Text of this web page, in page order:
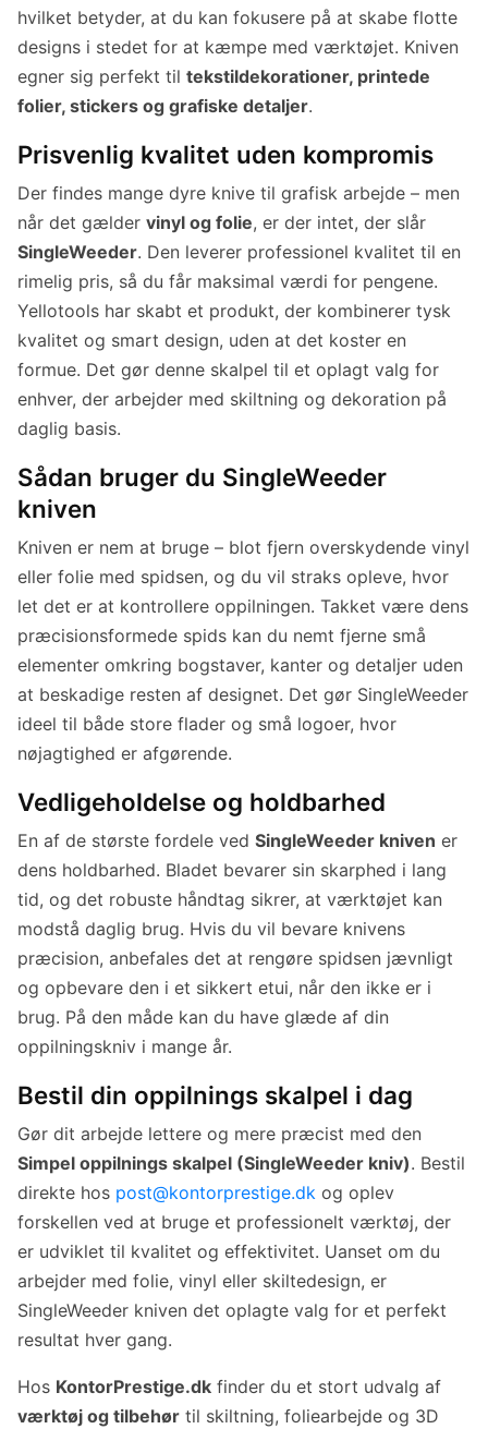
hvilket betyder, at du kan fokusere på at skabe flotte
designs i stedet for at kæmpe med værktøjet. Kniven
egner sig perfekt til tekstildekorationer, printede
folier, stickers og grafiske detaljer.
Prisvenlig kvalitet uden kompromis
Der findes mange dyre knive til grafisk arbejde – men
når det gælder vinyl og folie, er der intet, der slår
SingleWeeder. Den leverer professionel kvalitet til en
rimelig pris, så du får maksimal værdi for pengene.
Yellotools har skabt et produkt, der kombinerer tysk
kvalitet og smart design, uden at det koster en
formue. Det gør denne skalpel til et oplagt valg for
enhver, der arbejder med skiltning og dekoration på
daglig basis.
Sådan bruger du SingleWeeder
kniven
Kniven er nem at bruge – blot fjern overskydende vinyl
eller folie med spidsen, og du vil straks opleve, hvor
let det er at kontrollere oppilningen. Takket være dens
præcisionsformede spids kan du nemt fjerne små
elementer omkring bogstaver, kanter og detaljer uden
at beskadige resten af designet. Det gør SingleWeeder
ideel til både store flader og små logoer, hvor
nøjagtighed er afgørende.
Vedligeholdelse og holdbarhed
En af de største fordele ved SingleWeeder kniven er
dens holdbarhed. Bladet bevarer sin skarphed i lang
tid, og det robuste håndtag sikrer, at værktøjet kan
modstå daglig brug. Hvis du vil bevare knivens
præcision, anbefales det at rengøre spidsen jævnligt
og opbevare den i et sikkert etui, når den ikke er i
brug. På den måde kan du have glæde af din
oppilningskniv i mange år.
Bestil din oppilnings skalpel i dag
Gør dit arbejde lettere og mere præcist med den
Simpel oppilnings skalpel (SingleWeeder kniv). Bestil
direkte hos post@kontorprestige.dk og oplev
forskellen ved at bruge et professionelt værktøj, der
er udviklet til kvalitet og effektivitet. Uanset om du
arbejder med folie, vinyl eller skiltedesign, er
SingleWeeder kniven det oplagte valg for et perfekt
resultat hver gang.
Hos KontorPrestige.dk finder du et stort udvalg af
værktøj og tilbehør til skiltning, foliearbejde og 3D